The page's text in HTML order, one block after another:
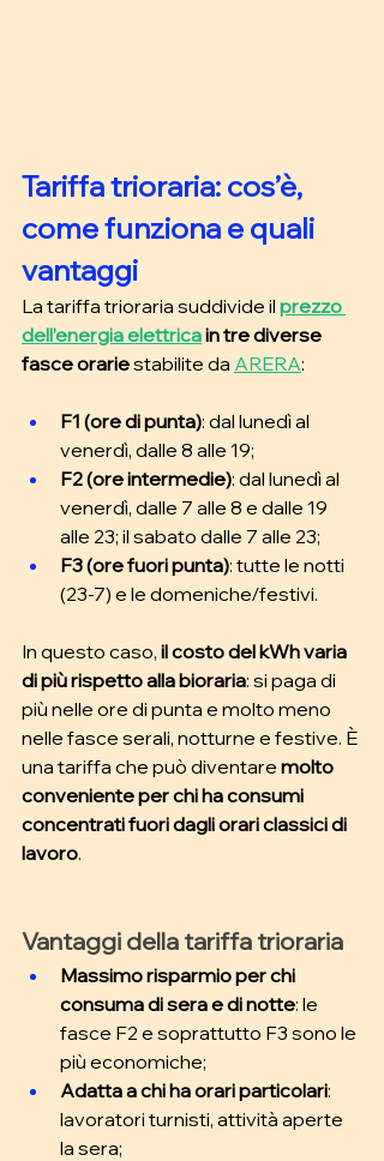
Tariffa trioraria: cos’è,
come funziona e quali
vantaggi
La tariffa trioraria suddivide il prezzo
dell’energia elettrica in tre diverse
fasce orarie stabilite da ARERA:
F1 (ore di punta): dal lunedì al
venerdì, dalle 8 alle 19;
F2 (ore intermedie): dal lunedì al
venerdì, dalle 7 alle 8 e dalle 19
alle 23; il sabato dalle 7 alle 23;
F3 (ore fuori punta): tutte le notti
(23-7) e le domeniche/festivi.
In questo caso, il costo del kWh varia
di più rispetto alla bioraria: si paga di
più nelle ore di punta e molto meno
nelle fasce serali, notturne e festive. È
una tariffa che può diventare molto
conveniente per chi ha consumi
concentrati fuori dagli orari classici di
lavoro.
Vantaggi della tariffa trioraria
Massimo risparmio per chi
consuma di sera e di notte: le
fasce F2 e soprattutto F3 sono le
più economiche;
Adatta a chi ha orari particolari:
lavoratori turnisti, attività aperte
la sera;